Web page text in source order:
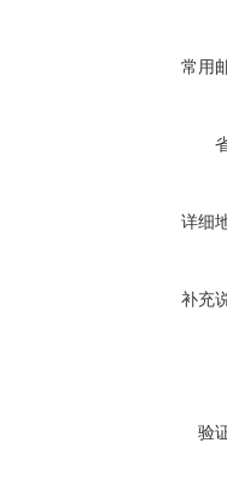
常用
详细
补充
验